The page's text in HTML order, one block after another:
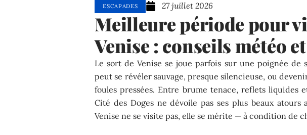
ESCAPADES 27 juillet 2026
Meilleure période pour
Venise : conseils météo
Le sort de Venise se joue parfois sur une poignée de
peut se révéler sauvage, presque silencieuse, ou
foules pressées. Entre brume tenace, reflets liquides
Cité des Doges ne dévoile pas ses plus beaux atours
Venise ne se visite pas, elle se mérite — à condition de